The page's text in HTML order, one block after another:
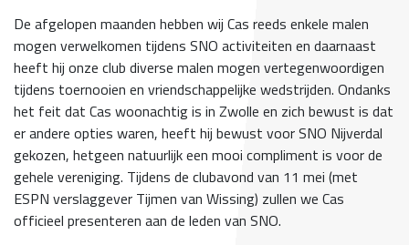
De afgelopen maanden hebben wij Cas reeds enkele malen
mogen verwelkomen tijdens SNO activiteiten en daarnaast
heeft hij onze club diverse malen mogen vertegenwoordigen
tijdens toernooien en vriendschappelijke wedstrijden. Ondanks
het feit dat Cas woonachtig is in Zwolle en zich bewust is dat
er andere opties waren, heeft hij bewust voor SNO Nijverdal
gekozen, hetgeen natuurlijk een mooi compliment is voor de
gehele vereniging. Tijdens de clubavond van 11 mei (met
ESPN verslaggever Tijmen van Wissing) zullen we Cas
officieel presenteren aan de leden van SNO.